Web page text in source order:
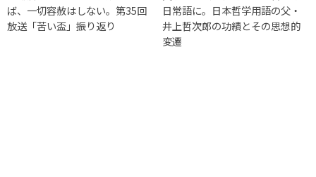
ば、一切容赦はしない。第35回
放送「苦い盃」振り返り
日常語に。日本哲学用語の父・
井上哲次郎の功績とその思想的
変遷